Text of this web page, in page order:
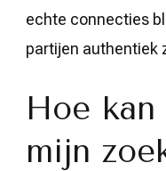
echte connecties
partijen authentiek
Hoe
mijn